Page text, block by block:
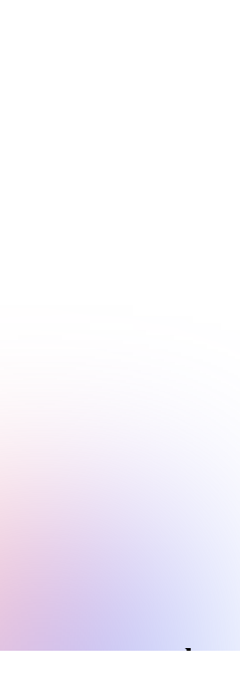
conçue pour les